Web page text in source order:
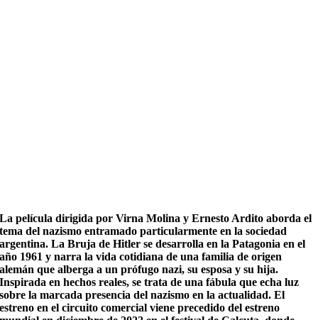
La película dirigida por Virna Molina y Ernesto Ardito aborda el
tema del nazismo entramado particularmente en la sociedad
argentina. La Bruja de Hitler se desarrolla en la Patagonia en el
año 1961 y narra la vida cotidiana de una familia de origen
alemán que alberga a un prófugo nazi, su esposa y su hija.
Inspirada en hechos reales, se trata de una fábula que echa luz
sobre la marcada presencia del nazismo en la actualidad. El
estreno en el circuito comercial viene precedido del estreno